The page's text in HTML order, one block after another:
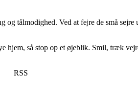
tålmodighed. Ved at fejre de små sejre
hjem, så stop op et øjeblik. Smil, træk
RSS